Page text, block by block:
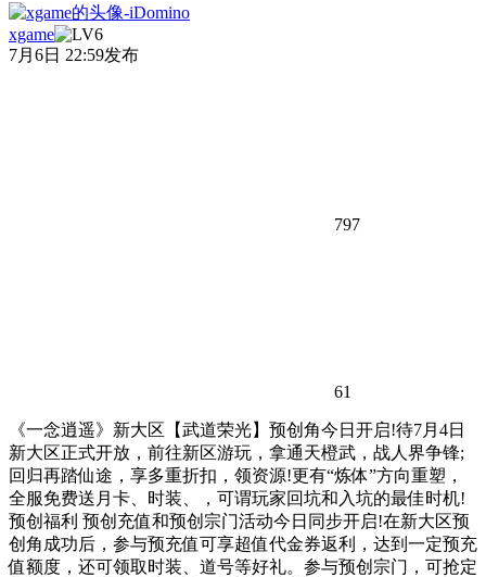
xgame
7月6日 22:59发布
797
61
《一念逍遥》新大区【武道荣光】预创角今日开启!待7月4日
新大区正式开放，前往新区游玩，拿通天橙武，战人界争锋;
回归再踏仙途，享多重折扣，领资源!更有“炼体”方向重塑，
全服免费送月卡、时装、，可谓玩家回坑和入坑的最佳时机!
预创福利 预创充值和预创宗门活动今日同步开启!在新大区预
创角成功后，参与预充值可享超值代金券返利，达到一定预充
值额度，还可领取时装、道号等好礼。参与预创宗门，可抢定